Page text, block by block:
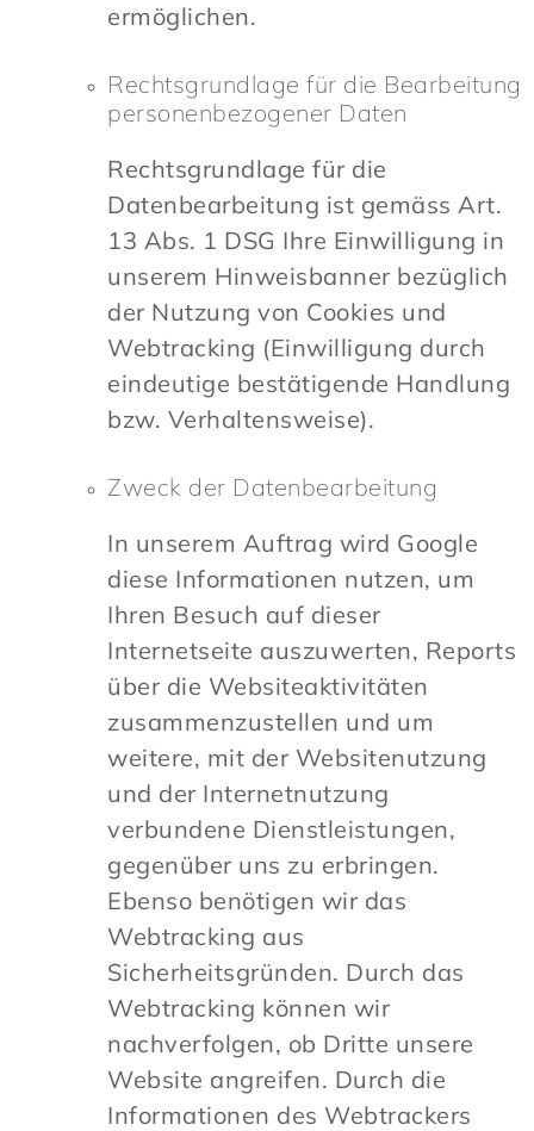
ermöglichen.
Rechtsgrundlage für die Bearbeitung
personenbezogener Daten
Rechtsgrundlage für die
Datenbearbeitung ist gemäss Art.
13 Abs. 1 DSG Ihre Einwilligung in
unserem Hinweisbanner bezüglich
der Nutzung von Cookies und
Webtracking (Einwilligung durch
eindeutige bestätigende Handlung
bzw. Verhaltensweise).
Zweck der Datenbearbeitung
In unserem Auftrag wird Google
diese Informationen nutzen, um
Ihren Besuch auf dieser
Internetseite auszuwerten, Reports
über die Websiteaktivitäten
zusammenzustellen und um
weitere, mit der Websitenutzung
und der Internetnutzung
verbundene Dienstleistungen,
gegenüber uns zu erbringen.
Ebenso benötigen wir das
Webtracking aus
Sicherheitsgründen. Durch das
Webtracking können wir
nachverfolgen, ob Dritte unsere
Website angreifen. Durch die
Informationen des Webtrackers